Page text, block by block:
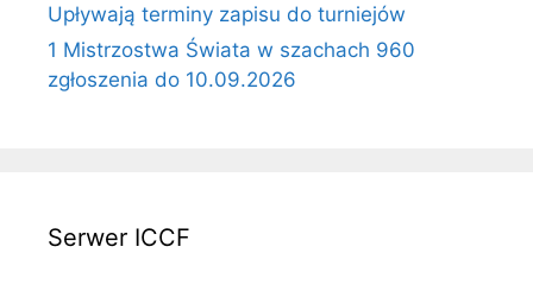
Upływają terminy zapisu do turniejów
1 Mistrzostwa Świata w szachach 960
zgłoszenia do 10.09.2026
Serwer ICCF